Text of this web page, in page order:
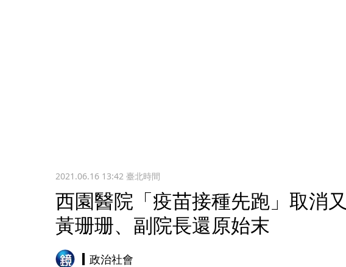
2021.06.16 13:42臺北時間
西園醫院「疫苗接種先跑」取消
黃珊珊、副院長還原始末
政治社會